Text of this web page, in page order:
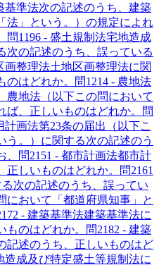
基準法次の記述のうち、建築
法」という。）の規定によれ
問1196 - 盛土規制法宅地造成
次の記述のうち、誤っている
画整理法土地区画整理法に関
はどれか。
問1214 - 農地法
農地法（以下この問において
ば、正しいものはどれか。
問
計画法第23条の届出（以下こ
う。）に関する次の記述のう
問2151 - 都市計画法都市計
しいものはどれか。
問2161
次の記述のうち、誤ってい
において「都道府県知事」と
2 - 建築基準法建築基準法に
のはどれか。
問2182 - 建築
記述のうち、正しいものはど
造成及び特定盛土等規制法に